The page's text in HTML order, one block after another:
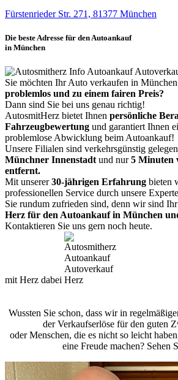
Fürstenrieder Str. 271, 81377 München
Die beste Adresse für den Autoankauf
in München
Sie möchten Ihr Auto verkaufen in
problemlos und zu einem fairen Preis?
Dann sind Sie bei uns genau richtig!
AutosmitHerz bietet Ihnen persönliche
Fahrzeugbewertung und garantiert Ihnen
problemlose Abwicklung beim Autoankauf!
Unsere Filialen sind verkehrsgünstig
Münchner Innenstadt und nur5 Minuten
entfernt.
Mit unserer30-jährigen Erfahrung bieten
professionellen Service durch unsere
Sie rundum zufrieden sind, denn wir sind Ihr
Herz für den Autoankauf in München
Kontaktieren Sie uns gern noch heute.
mit Herz dabei
Wussten Sie schon, dass wir in
der Verkaufserlöse für den guten
oder Menschen, die es nicht so leicht
eine Freude machen? Sehen